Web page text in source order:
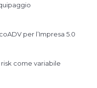
per l’Impresa 5.0
come variabile